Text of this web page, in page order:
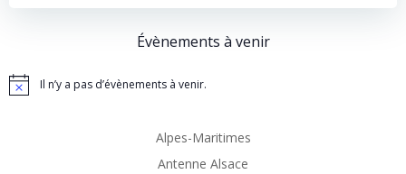
Évènements à venir
NoticeIl n’y a pas d’évènements à venir.
Alpes-Maritimes
Antenne Alsace